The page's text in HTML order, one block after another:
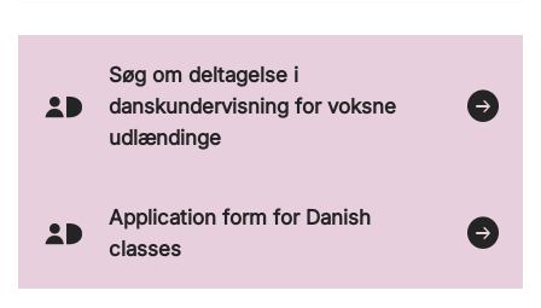
Søg om deltagelse i
danskundervisning for voksne
udlændinge
Application form for Danish
classes